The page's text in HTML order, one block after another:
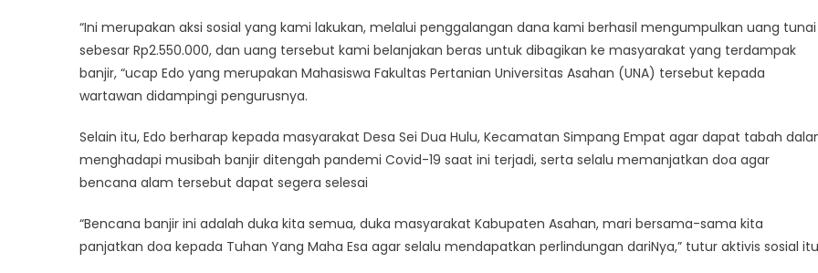
“Ini merupakan aksi sosial yang kami lakukan, melalui penggalangan dana kami berhasil mengumpulkan uang tunai
sebesar Rp2.550.000, dan uang tersebut kami belanjakan beras untuk dibagikan ke masyarakat yang terdampak
banjir, “ucap Edo yang merupakan Mahasiswa Fakultas Pertanian Universitas Asahan (UNA) tersebut kepada
wartawan didampingi pengurusnya.
Selain itu, Edo berharap kepada masyarakat Desa Sei Dua Hulu, Kecamatan Simpang Empat agar dapat tabah
menghadapi musibah banjir ditengah pandemi Covid-19 saat ini terjadi, serta selalu memanjatkan doa agar
bencana alam tersebut dapat segera selesai
“Bencana banjir ini adalah duka kita semua, duka masyarakat Kabupaten Asahan, mari bersama-sama kita
panjatkan doa kepada Tuhan Yang Maha Esa agar selalu mendapatkan perlindungan dariNya,” tutur aktivis sosial itu